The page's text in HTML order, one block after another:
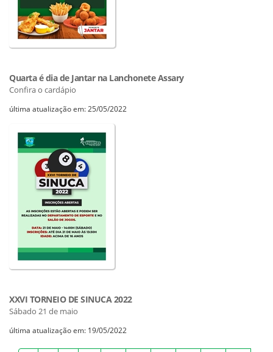
Quarta é dia de Jantar na Lanchonete Assary
Confira o cardápio
última atualização em: 25/05/2022
XXVI TORNEIO DE SINUCA 2022
Sábado 21 de maio
última atualização em: 19/05/2022